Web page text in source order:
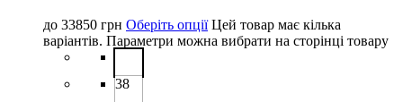
до 33850 грн Оберіть опції Цей товар має кілька
варіантів. Параметри можна вибрати на сторінці товару
38